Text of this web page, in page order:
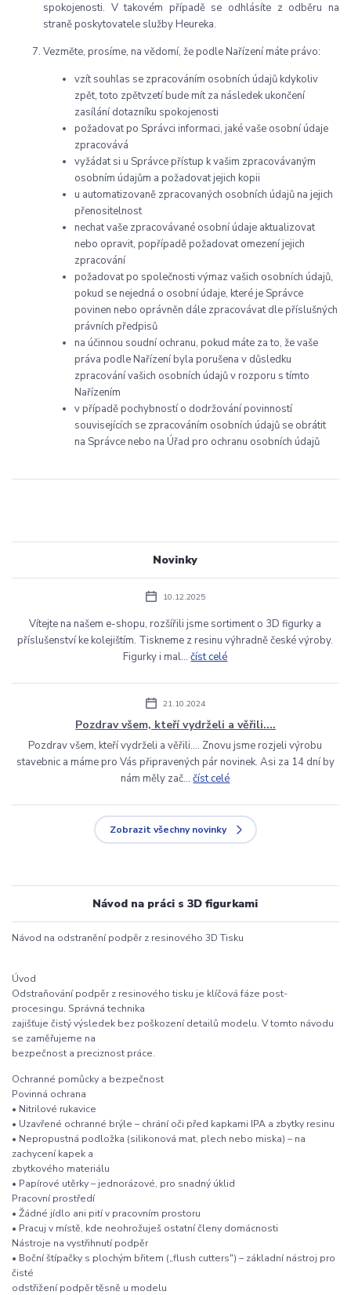
Novinky
10.12.2025
Vítejte na našem e-shopu, rozšířili jsme sortiment o 3D figurky a
příslušenství ke kolejištím. Tiskneme z resinu výhradně české výroby.
Figurky i mal...číst celé
21.10.2024
Pozdrav všem, kteří vydrželi a věřili....
Pozdrav všem, kteří vydrželi a věřili.... Znovu jsme rozjeli výrobu
stavebnic a máme pro Vás připravených pár novinek. Asi za 14 dní by
nám měly zač...číst celé
Zobrazit všechny novinky
Návod na práci s 3D figurkami
Návod na odstranění podpěr z resinového 3D Tisku
Úvod
Odstraňování podpěr z resinového tisku je klíčová fáze post-
procesingu. Správná technika
zajišťuje čistý výsledek bez poškození detailů modelu. V tomto návodu
se zaměřujeme na
bezpečnost a preciznost práce.
Ochranné pomůcky a bezpečnost
Povinná ochrana
• Nitrilové rukavice
• Uzavřené ochranné brýle – chrání oči před kapkami IPA a zbytky resinu
• Nepropustná podložka (silikonová mat, plech nebo miska) – na
zachycení kapek a
zbytkového materiálu
• Papírové utěrky – jednorázové, pro snadný úklid
Pracovní prostředí
• Žádné jídlo ani pití v pracovním prostoru
• Pracuj v místě, kde neohrožuješ ostatní členy domácnosti
Nástroje na vystřihnutí podpěr
• Boční štípačky s plochým břitem („flush cutters") – základní nástroj pro
čisté
odstřižení podpěr těsně u modelu
spokojenosti. V takovém případě se odhlásíte z odběru na
straně poskytovatele služby Heureka.
Vezměte, prosíme, na vědomí, že podle Nařízení máte právo:
vzít souhlas se zpracováním osobních údajů kdykoliv
zpět, toto zpětvzetí bude mít za následek ukončení
zasílání dotazníku spokojenosti
požadovat po Správci informaci, jaké vaše osobní údaje
zpracovává
vyžádat si u Správce přístup k vašim zpracovávaným
osobním údajům a požadovat jejich kopii
u automatizovaně zpracovaných osobních údajů na jejich
přenositelnost
nechat vaše zpracovávané osobní údaje aktualizovat
nebo opravit, popřípadě požadovat omezení jejich
zpracování
požadovat po společnosti výmaz vašich osobních údajů,
pokud se nejedná o osobní údaje, které je Správce
povinen nebo oprávněn dále zpracovávat dle příslušných
právních předpisů
na účinnou soudní ochranu, pokud máte za to, že vaše
práva podle Nařízení byla porušena v důsledku
zpracování vašich osobních údajů v rozporu s tímto
Nařízením
v případě pochybností o dodržování povinností
souvisejících se zpracováním osobních údajů se obrátit
na Správce nebo na Úřad pro ochranu osobních údajů